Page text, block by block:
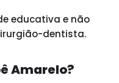
educativa e não
dentista.
Amarelo?